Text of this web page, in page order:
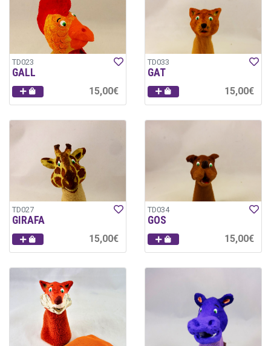
TD023
GALL
15,00€
TD033
GAT
15,00€
TD027
GIRAFA
15,00€
TD034
GOS
15,00€